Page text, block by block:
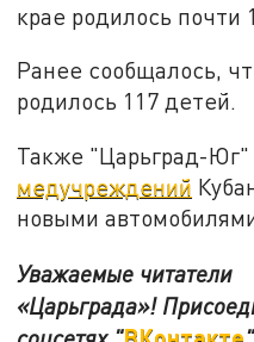
крае родилось почти
Ранее сообщалось,
родилось 117 детей.
Также "Царьград-
медучреждений
новыми
Уважаемые читатели
«Царьграда»!